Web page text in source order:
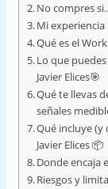
No compres
Mi experiencia
Qué es el
Lo que
Javier Elices🎯
Qué te llevas
señales
Qué incluye (y
Javier Elices 📦
Donde encaja
Riesgos y